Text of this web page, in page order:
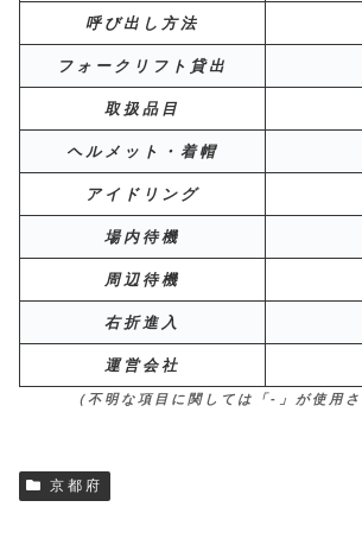
呼び出し方法
フォークリフト貸出
取扱品目
ヘルメット・着帽
アイドリング
場内待機
周辺待機
右折進入
運営会社
（不明な項目に関しては「-」が使用さ
京都府